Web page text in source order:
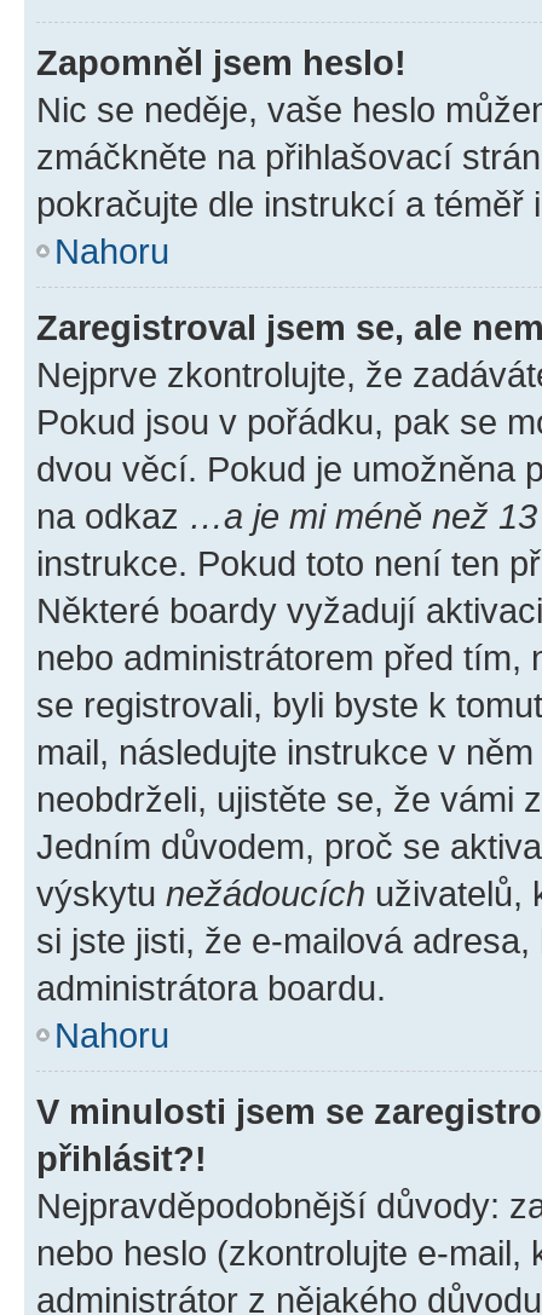
Zapomněl jsem heslo!
Nic se neděje, vaše heslo
zmáčkněte na přihlašovací
pokračujte dle instrukcí a téměř
Nahoru
Zaregistroval jsem se, ale
Nejprve zkontrolujte, že
Pokud jsou v pořádku, pak se
dvou věcí. Pokud je umožněna
na odkaz …a je mi méně než
instrukce. Pokud toto není ten
Některé boardy vyžadují
nebo administrátorem před tím,
se registrovali, byli byste k
mail, následujte instrukce v
neobdrželi, ujistěte se, že vámi
Jedním důvodem, proč se
výskytu nežádoucích uživatelů,
si jste jisti, že e-mailová
administrátora boardu.
Nahoru
V minulosti jsem se
přihlásit?!
Nejpravděpodobnější důvody:
nebo heslo (zkontrolujte e-
administrátor z nějakého